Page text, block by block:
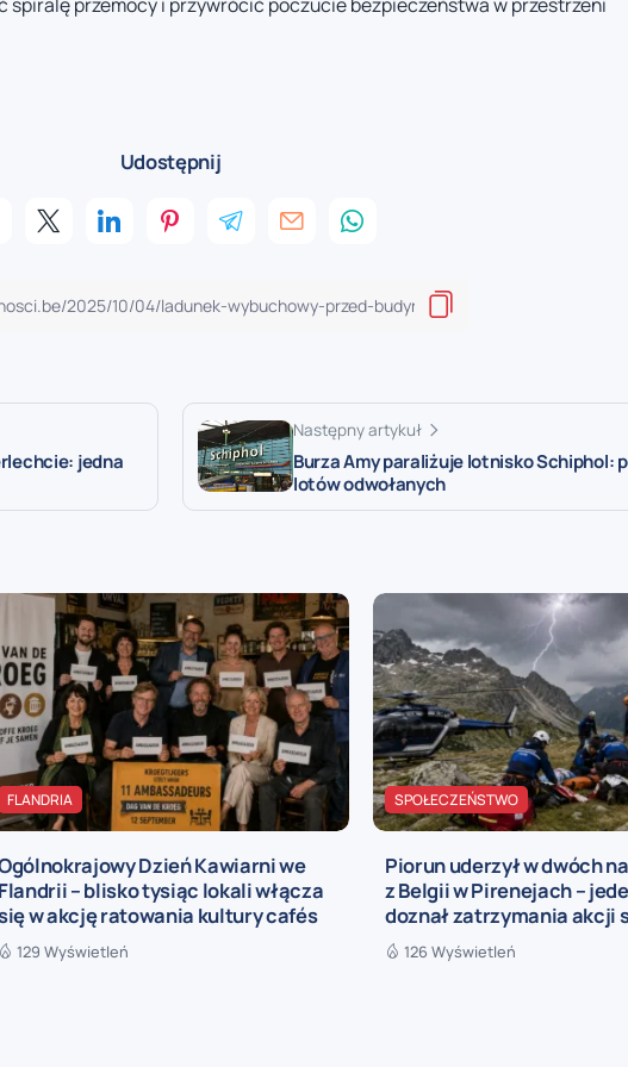
Udostępnij
jedna
Następny artykuł
Burza Amy paraliżuje lotnisko Schiphol:
lotów odwołanych
FLANDRIA
Dzień Kawiarni we
Flandrii – blisko tysiąc lokali włącza
w akcję ratowania kultury cafés
129 Wyświetleń
SPOŁECZEŃSTWO
Piorun uderzył w dwóch
z Belgii w Pirenejach –
doznał zatrzymania akcji
126 Wyświetleń